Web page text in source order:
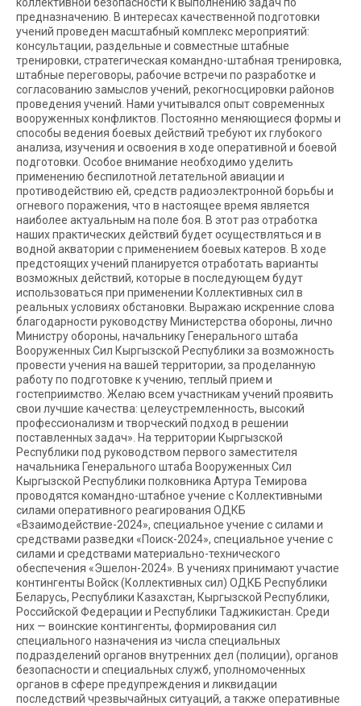
предназначению. В интересах качественной подготовки
учений проведен масштабный комплекс мероприятий:
консультации, раздельные и совместные штабные
тренировки, стратегическая командно-штабная тренировка,
штабные переговоры, рабочие встречи по разработке и
согласованию замыслов учений, рекогносцировки районов
проведения учений. Нами учитывался опыт современных
вооруженных конфликтов. Постоянно меняющиеся формы и
способы ведения боевых действий требуют их глубокого
анализа, изучения и освоения в ходе оперативной и боевой
подготовки. Особое внимание необходимо уделить
применению беспилотной летательной авиации и
противодействию ей, средств радиоэлектронной борьбы и
огневого поражения, что в настоящее время является
наиболее актуальным на поле боя. В этот раз отработка
наших практических действий будет осуществляться и в
водной акватории с применением боевых катеров. В ходе
предстоящих учений планируется отработать варианты
возможных действий, которые в последующем будут
использоваться при применении Коллективных сил в
реальных условиях обстановки. Выражаю искренние слова
благодарности руководству Министерства обороны, лично
Министру обороны, начальнику Генерального штаба
Вооруженных Сил Кыргызской Республики за возможность
провести учения на вашей территории, за проделанную
работу по подготовке к учению, теплый прием и
гостеприимство. Желаю всем участникам учений проявить
свои лучшие качества: целеустремленность, высокий
профессионализм и творческий подход в решении
поставленных задач». На территории Кыргызской
Республики под руководством первого заместителя
начальника Генерального штаба Вооруженных Сил
Кыргызской Республики полковника Артура Темирова
проводятся командно-штабное учение с Коллективными
силами оперативного реагирования ОДКБ
«Взаимодействие-2024», специальное учение с силами и
средствами разведки «Поиск-2024», специальное учение с
силами и средствами материально-технического
обеспечения «Эшелон-2024». В учениях принимают участие
контингенты Войск (Коллективных сил) ОДКБ Республики
Беларусь, Республики Казахстан, Кыргызской Республики,
Российской Федерации и Республики Таджикистан. Среди
них — воинские контингенты, формирования сил
специального назначения из числа специальных
подразделений органов внутренних дел (полиции), органов
безопасности и специальных служб, уполномоченных
органов в сфере предупреждения и ликвидации
последствий чрезвычайных ситуаций, а также оперативные